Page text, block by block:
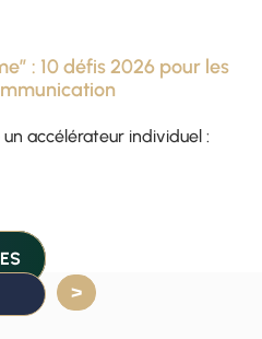
: 10 défis 2026 pour les
accélérateur individuel :